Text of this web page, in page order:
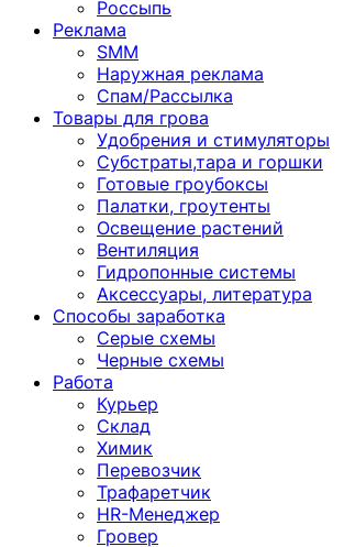
Россыпь
Реклама
SMM
Наружная реклама
Спам/Рассылка
Товары для грова
Удобрения и стимуляторы
Субстраты,тара и горшки
Готовые гроубоксы
Палатки, гроутенты
Освещение растений
Вентиляция
Гидропонные системы
Аксессуары, литература
Способы заработка
Серые схемы
Черные схемы
Работа
Курьер
Склад
Химик
Перевозчик
Трафаретчик
HR-Менеджер
Гровер